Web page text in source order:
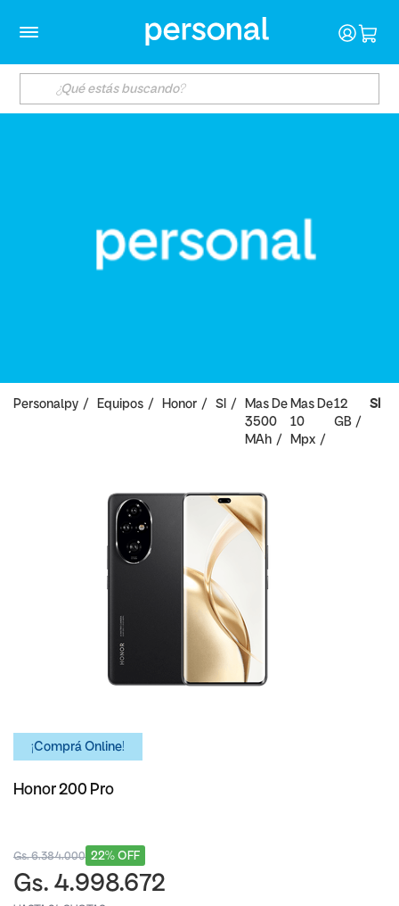
Personalpy Equipos Honor SI
Mas De
3500
MAh
Mas De
10
Mpx
12
GB
SI
¡Comprá Online!
Honor 200 Pro
22% OFF
Gs. 6.384.000
Gs. 4.998.672